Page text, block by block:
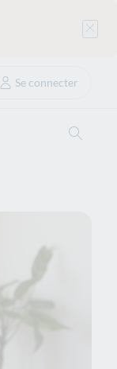
Se connecter